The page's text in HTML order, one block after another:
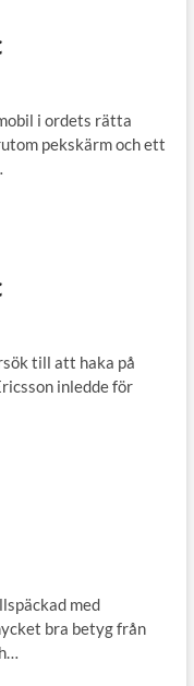
i ordets rätta
pekskärm och ett
till att haka på
inledde för
med
bra betyg från